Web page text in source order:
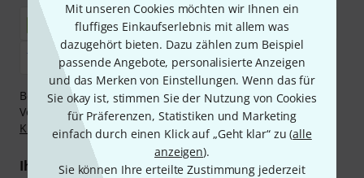
Mit unseren Cookies möchten wir Ihnen ein
fluffiges Einkaufserlebnis mit allem was
dazugehört bieten. Dazu zählen zum Beispiel
passende Angebote, personalisierte Anzeigen
und das Merken von Einstellungen. Wenn das für
Sie okay ist, stimmen Sie der Nutzung von Cookies
für Präferenzen, Statistiken und Marketing
einfach durch einen Klick auf „Geht klar“ zu (alle
anzeigen).
Sie können Ihre erteilte Zustimmung jederzeit
Bezahlen Sie vertraulich und sicher per Nachnahme,
Vorkasse, PayPal, Amazon Pay,Klarna Sofort bezahlen
Klarna Ratenzahlungoder Kreditkarte.
Ihre Vorteile